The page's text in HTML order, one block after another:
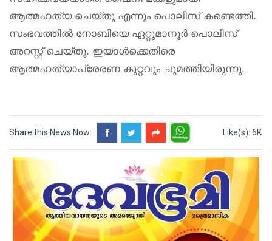
ആത്മഹത്യ ചെയ്തു എന്നും പൊലീസ് കണ്ടെത്തി.
സംഭവത്തിൽ നോബിയെ ഏറ്റുമാനൂർ പൊലീസ്
അറസ്റ്റ് ചെയ്തു. ഇയാൾക്കെതിരെ
ആത്മഹത്യാപ്രേരണ കുറ്റവും ചുമത്തിയിരുന്നു.
Share this News Now: Like(s): 6K